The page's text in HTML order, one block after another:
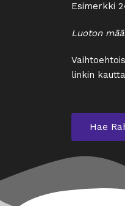
Esimerkki
Luoton
linkin
Hae